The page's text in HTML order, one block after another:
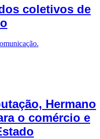
coletivos de
Hermano
o comércio e